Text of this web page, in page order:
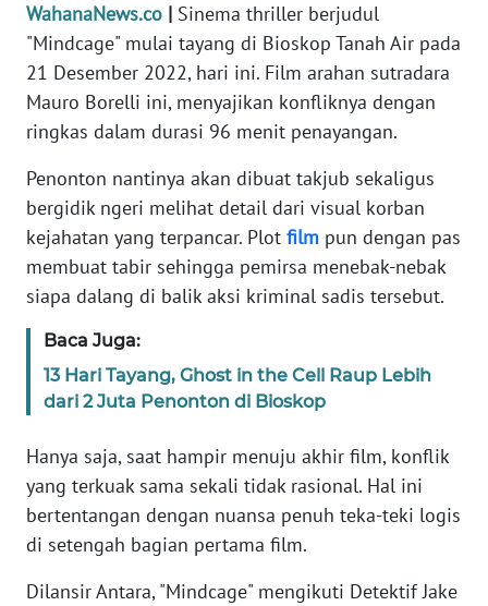
WahanaNews.co | Sinema thriller berjudul
"Mindcage" mulai tayang di Bioskop Tanah Air pada
21 Desember 2022, hari ini. Film arahan sutradara
Mauro Borelli ini, menyajikan konfliknya dengan
ringkas dalam durasi 96 menit penayangan.
Penonton nantinya akan dibuat takjub sekaligus
bergidik ngeri melihat detail dari visual korban
kejahatan yang terpancar. Plot film pun dengan pas
membuat tabir sehingga pemirsa menebak-nebak
siapa dalang di balik aksi kriminal sadis tersebut.
Baca Juga:
13 Hari Tayang, Ghost in the Cell Raup Lebih
dari 2 Juta Penonton di Bioskop
Hanya saja, saat hampir menuju akhir film, konflik
yang terkuak sama sekali tidak rasional. Hal ini
bertentangan dengan nuansa penuh teka-teki logis
di setengah bagian pertama film.
Dilansir Antara, "Mindcage" mengikuti Detektif Jake
EDITORIAL
Informasi
BERITA
KONTAK
KAMI
IKLAN
TENTANG
PEDOMAN
MEDIA
SIBER
REDAKSI